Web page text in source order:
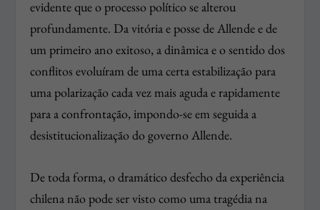
evidente que o processo político se alterou
profundamente. Da vitória e posse de Allende e de
um primeiro ano exitoso, a dinâmica e o sentido dos
conflitos evoluíram de uma certa estabilização para
uma polarização cada vez mais aguda e rapidamente
para a confrontação, impondo-se em seguida a
desistitucionalização do governo Allende.
De toda forma, o dramático desfecho daexperiência
chilena não pode ser visto como uma tragédia na